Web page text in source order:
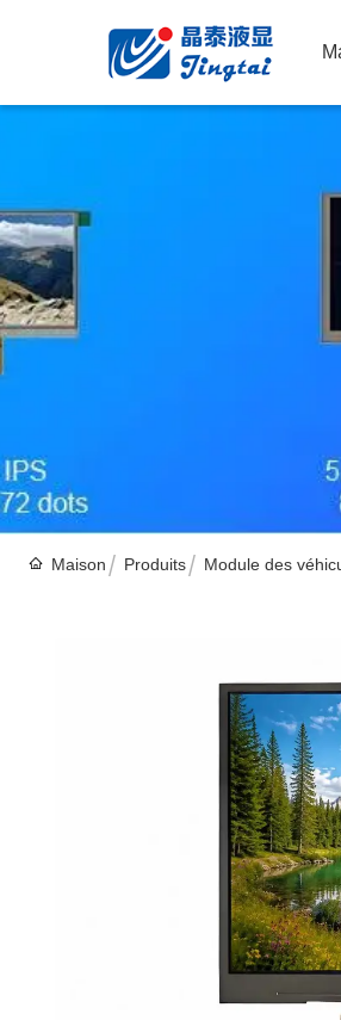
Maison Produits Module des